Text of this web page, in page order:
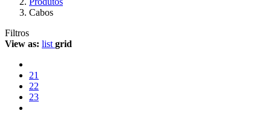
Cabos
Filtros
View as: list grid
21
22
23